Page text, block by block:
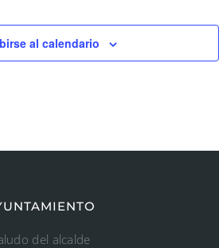
al calendario
del alcalde